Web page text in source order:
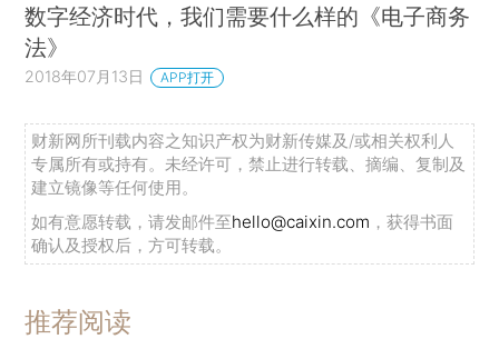
数字经济时代，我们需要什么样的《电子商务
法》
2018年07月13日 APP打开
财新网所刊载内容之知识产权为财新传媒及/或相关权利人
专属所有或持有。未经许可，禁止进行转载、摘编、复制及
建立镜像等任何使用。
如有意愿转载，请发邮件至hello@caixin.com ，获得书面
确认及授权后，方可转载。
推荐阅读